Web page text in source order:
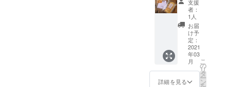
号」に
則して
順次お
手元に
お送り
するこ
とにな
りま
換券番
号」に
則して
順次お
手元に
お送り
するこ
とにな
りま
さい。
プロ
ジェク
ト終了
後お手
元に
「レト
ルト引
と商品
日、引
換番号
とお名
前付
き）５
枚お送
りしま
す。プ
ロジェ
クト終
フのお
食事券
10000
円分
（使用
期限：
2021年
8月15
日、
1000円
換券１
０枚と
レスト
ランキ
エフの
お食事
10000
円分
（使用
支援
者：
1人
お届
け予
定：
2021
年03
月
詳細を見る
こ
の
リ
タ
ー
ン